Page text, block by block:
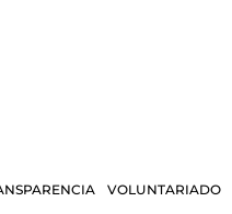
VOLUNTARIADO